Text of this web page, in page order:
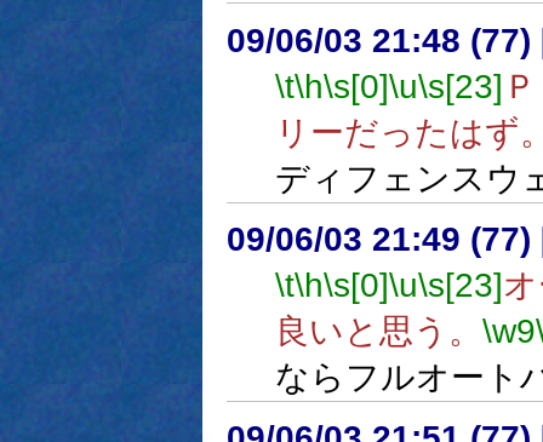
09/06/03 21:48 (77)
\t\h\s[0]\u\s[23]
リーだったはず
ディフェンスウ
09/06/03 21:49 (77)
\t\h\s[0]\u\s[23]
良いと思う。 \w9
ならフルオート